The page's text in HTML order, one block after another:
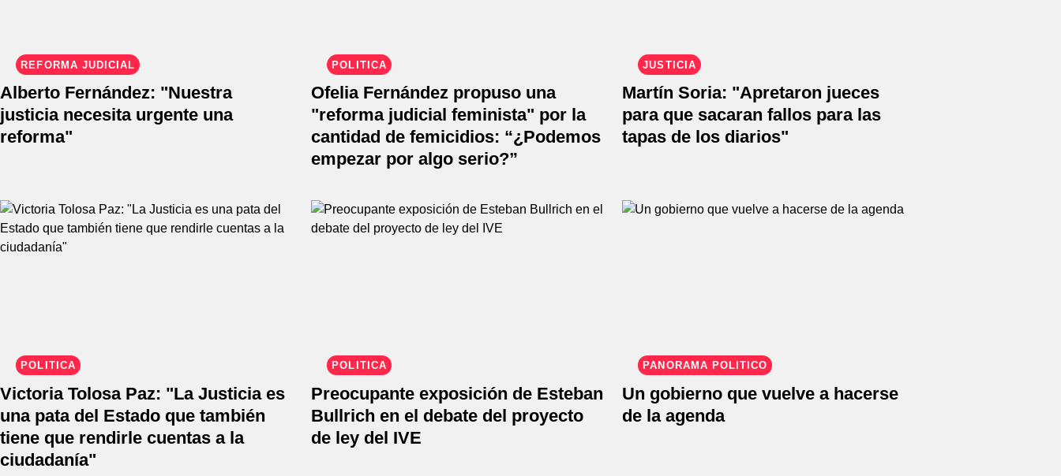
REFORMA JUDICIAL
Alberto Fernández: "Nuestra
justicia necesita urgente una
reforma"
POLÍTICA
Ofelia Fernández propuso una
"reforma judicial feminista" por la
cantidad de femicidios: “¿Podemos
empezar por algo serio?”
JUSTICIA
Martín Soria: "Apretaron jueces
para que sacaran fallos para las
tapas de los diarios"
POLÍTICA
Victoria Tolosa Paz: "La Justicia es
una pata del Estado que también
tiene que rendirle cuentas a la
ciudadanía"
POLÍTICA
Preocupante exposición de Esteban
Bullrich en el debate del proyecto
de ley del IVE
PANORAMA POLÍTICO
Un gobierno que vuelve a hacerse
de la agenda